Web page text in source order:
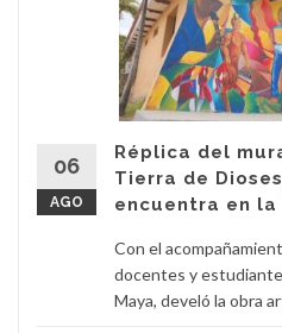
06
AGO
Réplica del
Tierra de
encuentra en la
Con el
docentes y
Maya, develó la obra